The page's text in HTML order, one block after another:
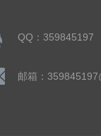
QQ：359845197
邮箱：